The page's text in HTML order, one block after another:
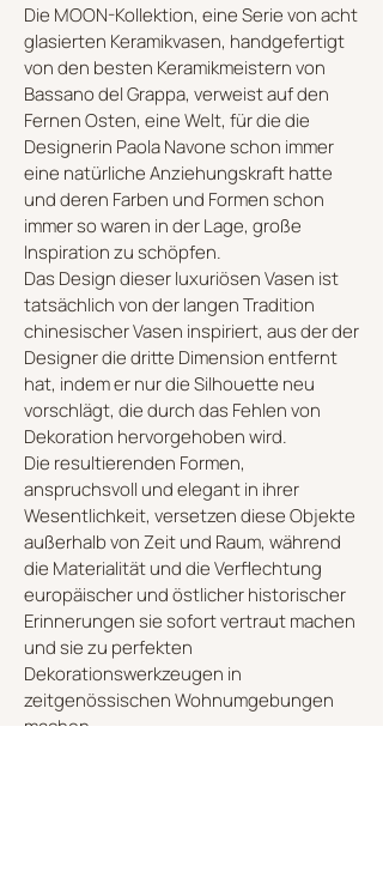
Die MOON-Kollektion, eine Serie von acht
glasierten Keramikvasen, handgefertigt
von den besten Keramikmeistern von
Bassano del Grappa, verweist auf den
Fernen Osten, eine Welt, für die die
Designerin Paola Navone schon immer
eine natürliche Anziehungskraft hatte
und deren Farben und Formen schon
immer so waren in der Lage, große
Inspiration zu schöpfen.
Das Design dieser luxuriösen Vasen ist
tatsächlich von der langen Tradition
chinesischer Vasen inspiriert, aus der der
Designer die dritte Dimension entfernt
hat, indem er nur die Silhouette neu
vorschlägt, die durch das Fehlen von
Dekoration hervorgehoben wird.
Die resultierenden Formen,
anspruchsvoll und elegant in ihrer
Wesentlichkeit, versetzen diese Objekte
außerhalb von Zeit und Raum, während
die Materialität und die Verflechtung
europäischer und östlicher historischer
Erinnerungen sie sofort vertraut machen
und sie zu perfekten
Dekorationswerkzeugen in
zeitgenössischen Wohnumgebungen
machen.